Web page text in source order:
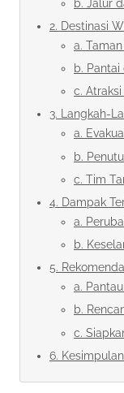
b. Jalur
2. Destinasi
a.
b. Pantai
c. Atraksi
3. Langkah-
a.
b.
c. Tim
4. Dampak
a.
b.
5.
a.
b.
c.
6. Kesimpulan